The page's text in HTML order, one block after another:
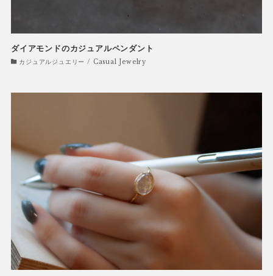
ダイアモンドのカジュアルペンダント
カジュアルジュエリー / Casual Jewelry